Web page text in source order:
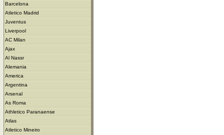
Barcelona
Atletico Madrid
Juventus
Liverpool
AC Milan
Ajax
Al Nassr
Alemania
America
Argentina
Arsenal
As Roma
Athletico Paranaense
Atlas
Atletico Mineiro